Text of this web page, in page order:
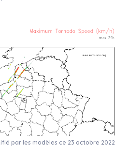
par les modèles ce 23 octobre 2022